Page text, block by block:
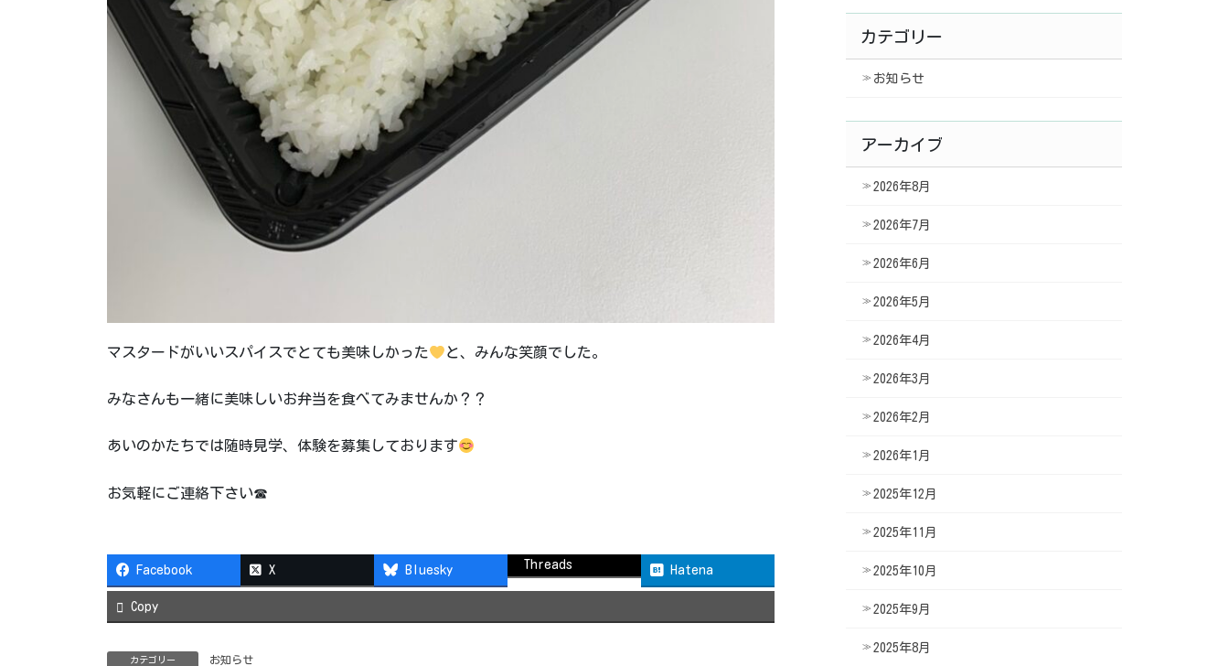
マスタードがいいスパイスでとても美味しかった と、みんな笑顔でした。
みなさんも一緒に美味しいお弁当を食べてみませんか？？
あいのかたちでは随時見学、体験を募集しております
お気軽にご連絡下さい☎
Facebook X Bluesky Threads Hatena
Copy
カテゴリー お知らせ
カテゴリー
お知らせ
アーカイブ
2026年8月
2026年7月
2026年6月
2026年5月
2026年4月
2026年3月
2026年2月
2026年1月
2025年12月
2025年11月
2025年10月
2025年9月
2025年8月